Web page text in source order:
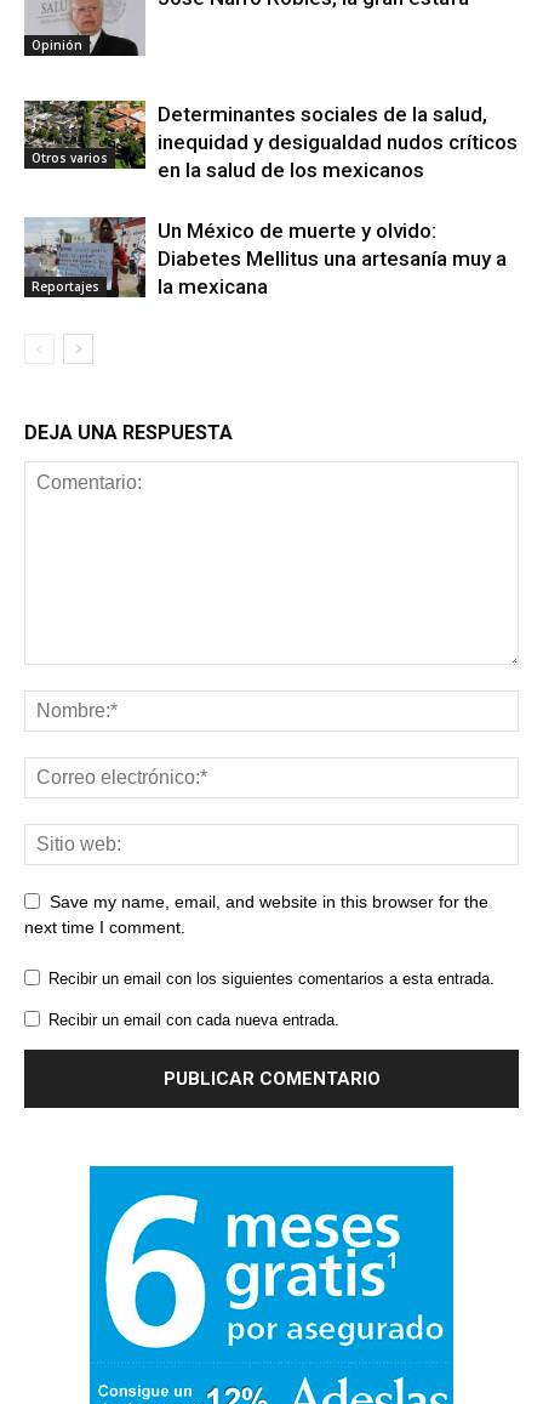
Opinión
Otros varios
Determinantes sociales de la salud,
inequidad y desigualdad nudos críticos
en la salud de los mexicanos
Reportajes
Un México de muerte y olvido:
Diabetes Mellitus una artesanía muy a
la mexicana
DEJA UNA RESPUESTA
Save my name, email, and website in this browser for the
next time I comment.
Recibir un email con los siguientes comentarios a esta entrada.
Recibir un email con cada nueva entrada.